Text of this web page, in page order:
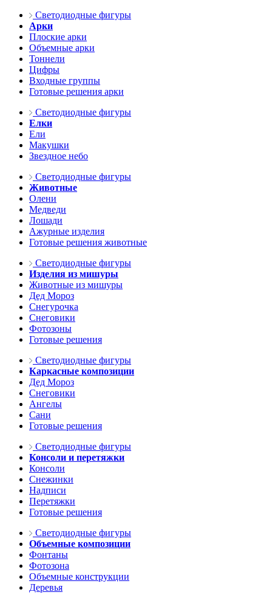
Светодиодные фигуры
Арки
Плоские арки
Объемные арки
Тоннели
Цифры
Входные группы
Готовые решения арки
Светодиодные фигуры
Елки
Ели
Макушки
Звездное небо
Светодиодные фигуры
Животные
Олени
Медведи
Лошади
Ажурные изделия
Готовые решения животные
Светодиодные фигуры
Изделия из мишуры
Животные из мишуры
Дед Мороз
Снегурочка
Снеговики
Фотозоны
Готовые решения
Светодиодные фигуры
Каркасные композиции
Дед Мороз
Снеговики
Ангелы
Сани
Готовые решения
Светодиодные фигуры
Консоли и перетяжки
Консоли
Снежинки
Надписи
Перетяжки
Готовые решения
Светодиодные фигуры
Объемные композиции
Фонтаны
Фотозона
Объемные конструкции
Деревья